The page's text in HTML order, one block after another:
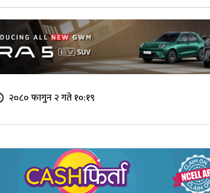
२०८० फागुन २ गते १०:१९